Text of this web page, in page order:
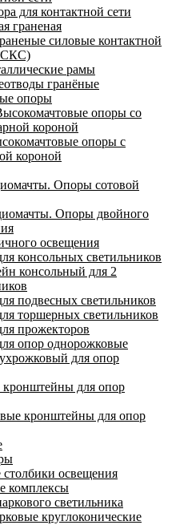
для контактной сети
граненая
силовые контактной
рамы
гранёные
опоры
опоры со
короной
опоры с
короной
Опоры сотовoй
Опоры двойного
освещения
консольных светильников
консольный для 2
подвесных светильников
торшерных светильников
прожекторов
опор однорожковые
для опор
для опор
кронштейны для опор
освещения
комплексы
светильника
круглоконические